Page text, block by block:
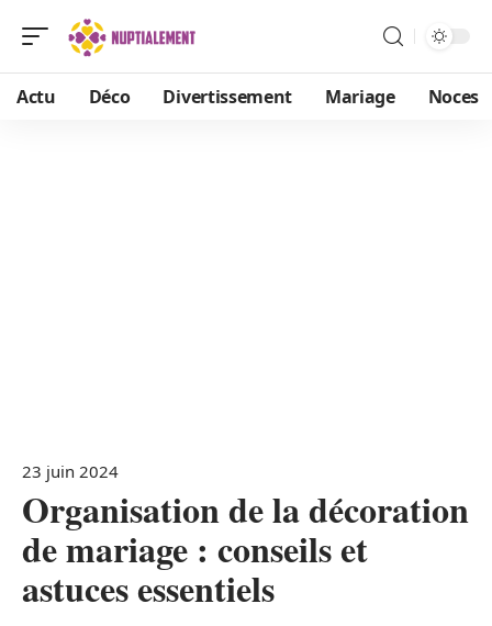
Actu Déco Divertissement Mariage Noces
23 juin 2024
Organisation de la décoration
de mariage : conseils et
astuces essentiels